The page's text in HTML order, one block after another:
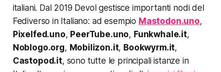
italiani. Dal 2019 Devol gestisce importanti nodi del
Fediverso in Italiano: ad esempio Mastodon.uno,
Pixelfed.uno, PeerTube.uno, Funkwhale.it,
Noblogo.org, Mobilizon.it, Bookwyrm.it,
Castopod.it, sono tutte le principali istanze in